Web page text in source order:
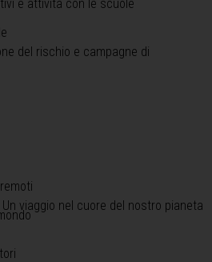
e attività con le scuole
del rischio e campagne di
Un viaggio nel cuore del nostro pianeta